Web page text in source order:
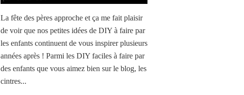
La fête des pères approche et ça me fait plaisir
de voir que nos petites idées de DIY à faire par
les enfants continuent de vous inspirer plusieurs
années après ! Parmi les DIY faciles à faire par
des enfants que vous aimez bien sur le blog, les
cintres...